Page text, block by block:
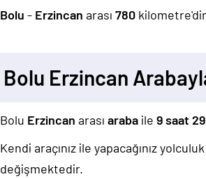
Bolu - Erzincan arası 780
Bolu Erzincan
Bolu Erzincan arası araba ile 9 saat
Kendi araçınız ile yapacağınız
değişmektedir.